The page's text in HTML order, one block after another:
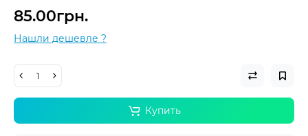
85.00грн.
Нашли дешевле ?
Купить